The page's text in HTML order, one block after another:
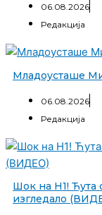
06.08.2026
Редакција
Младоусташе
06.08.2026
Редакција
Шок на Н1! Ћута
изгледало